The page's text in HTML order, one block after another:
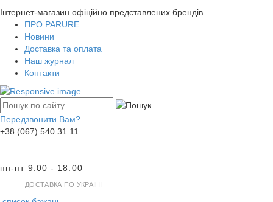
Інтернет-магазин офіційно представлених брендів
ПРО PARURE
Новини
Доставка та оплата
Наш журнал
Контакти
Передзвонити Вам?
+38 (067) 540 31 11
пн-пт 9:00 - 18:00
ДОСТАВКА ПО УКРАЇНІ